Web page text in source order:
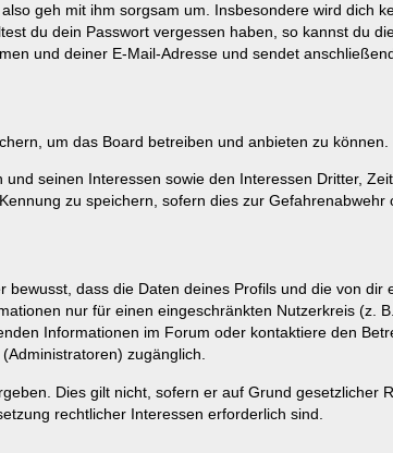
geh mit ihm sorgsam um. Insbesondere wird dich
du dein Passwort vergessen haben, so kannst du
und deiner E-Mail-Adresse und sendet
um das Board betreiben und anbieten zu können.
seinen Interessen sowie den Interessen Dritter,
zu speichern, sofern dies zur Gefahrenabwehr
dass die Daten deines Profils und die von dir
nur für einen eingeschränkten Nutzerkreis (z.
Informationen im Forum oder kontaktiere den
zugänglich.
Dies gilt nicht, sofern er auf Grund gesetzlicher
rechtlicher Interessen erforderlich sind.